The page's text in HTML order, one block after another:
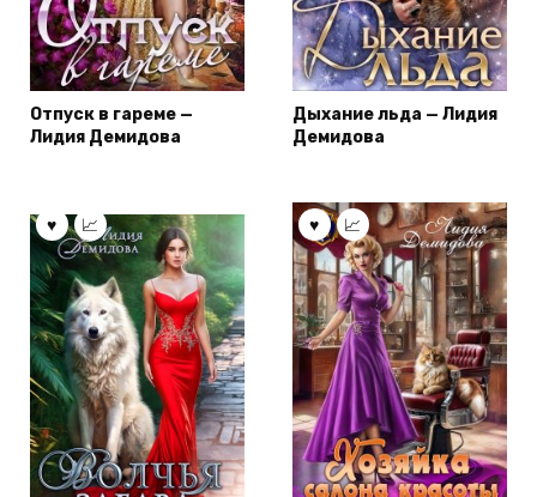
Отпуск в гареме —
Лидия Демидова
Дыхание льда — Лидия
Демидова